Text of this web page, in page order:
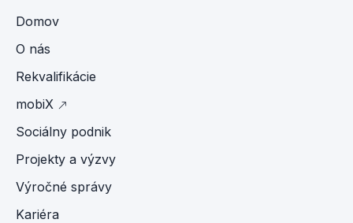
Domov
O nás
Rekvalifikácie
mobiX
Sociálny podnik
Projekty a výzvy
Výročné správy
Kariéra